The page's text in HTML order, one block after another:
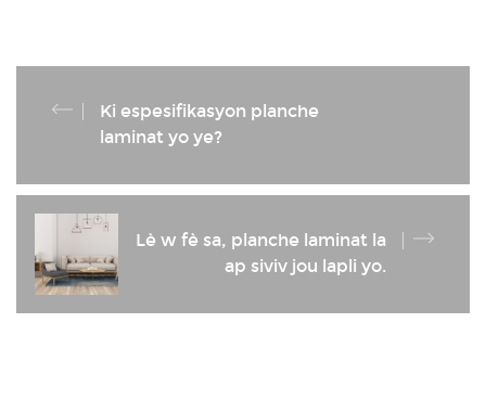
Ki espesifikasyon planche
laminat yo ye?
Lè w fè sa, planche laminat la
ap siviv jou lapli yo.